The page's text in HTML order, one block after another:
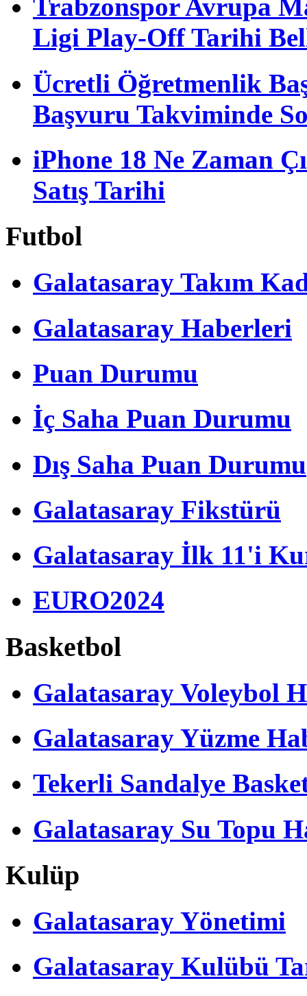
Trabzonspor Avrupa
Ligi Play-Off Tarihi
Ücretli Öğretmenlik
Başvuru Takviminde
iPhone 18 Ne Zaman
Satış Tarihi
Futbol
Galatasaray Takım
Galatasaray Haberleri
Puan Durumu
İç Saha Puan Durumu
Dış Saha Puan Durumu
Galatasaray Fikstürü
Galatasaray İlk 11'i
EURO2024
Basketbol
Galatasaray Voleybol
Galatasaray Yüzme
Tekerli Sandalye
Galatasaray Su Topu
Kulüp
Galatasaray Yönetimi
Galatasaray Kulübü